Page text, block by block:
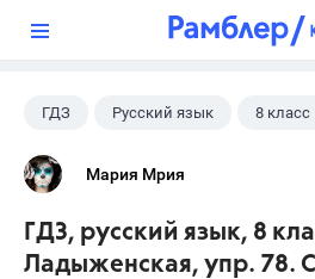
ГДЗ Русский язык 8 класс
Ладыженская Т.А.
Мария Мрия
ГДЗ, русский язык, 8
Ладыженская, упр. 78.